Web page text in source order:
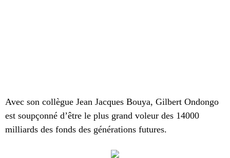
Avec son collègue Jean Jacques Bouya, Gilbert Ondongo
est soupçonné d’être le plus grand voleur des 14000
milliards des fonds des générations futures.